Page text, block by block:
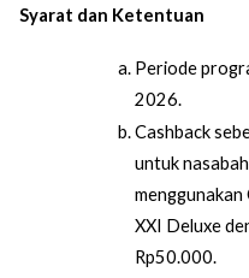
Syarat dan Ketentuan
Periode
2026.
Cashback
untuk
menggunakan
XXI Deluxe
Rp50.000.